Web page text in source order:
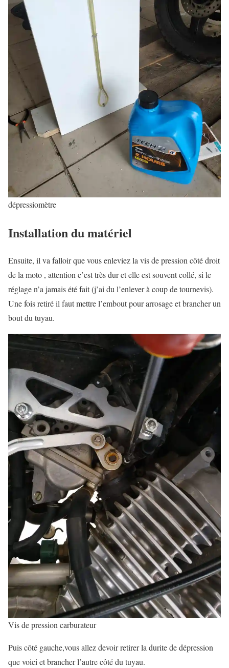
dépressiomètre
Installation du matériel
Ensuite, il va falloir que vous enleviez la vis de pression côté droit
de la moto , attention c’est très dur et elle est souvent collé, si le
réglage n’a jamais été fait (j’ai du l’enlever à coup de tournevis).
Une fois retiré il faut mettre l’embout pour arrosage et brancher un
bout du tuyau.
Vis de pression carburateur
Puis côté gauche,vous allez devoir retirer la durite de dépression
que voici et brancher l’autre côté du tuyau.